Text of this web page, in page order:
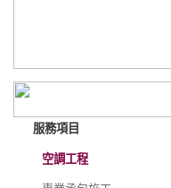
服務項目
空調工程